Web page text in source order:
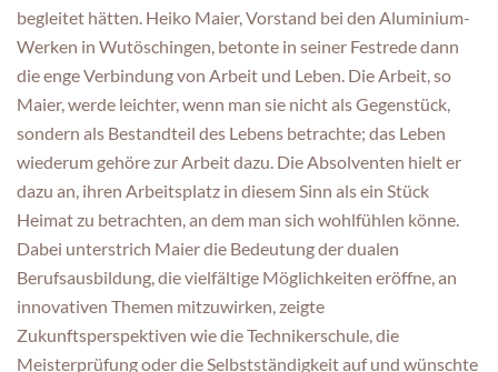
begleitet hätten. Heiko Maier, Vorstand bei den Aluminium-
Werken in Wutöschingen, betonte in seiner Festrede dann
die enge Verbindung von Arbeit und Leben. Die Arbeit, so
Maier, werde leichter, wenn man sie nicht als Gegenstück,
sondern als Bestandteil des Lebens betrachte; das Leben
wiederum gehöre zur Arbeit dazu. Die Absolventen hielt er
dazu an, ihren Arbeitsplatz in diesem Sinn als ein Stück
Heimat zu betrachten, an dem man sich wohlfühlen könne.
Dabei unterstrich Maier die Bedeutung der dualen
Berufsausbildung, die vielfältige Möglichkeiten eröffne, an
innovativen Themen mitzuwirken, zeigte
Zukunftsperspektiven wie die Technikerschule, die
Meisterprüfung oder die Selbstständigkeit auf und wünschte